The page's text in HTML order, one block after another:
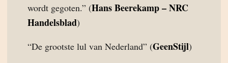
wordt gegoten.” (Hans Beerekamp – NRC
Handelsblad)
“De grootste lul van Nederland” (GeenStijl)